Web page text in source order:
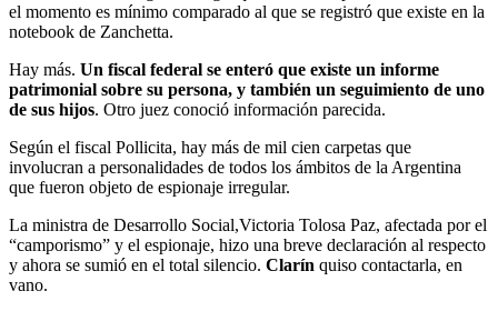
el momento es mínimo comparado al que se registró que existe en la
notebook de Zanchetta.
Hay más. Un fiscal federal se enteró que existe un informe
patrimonial sobre su persona, y también un seguimiento de uno
de sus hijos. Otro juez conoció información parecida.
Según el fiscal Pollicita, hay más de mil cien carpetas que
involucran a personalidades de todos los ámbitos de la Argentina
que fueron objeto de espionaje irregular.
La ministra de Desarrollo Social,Victoria Tolosa Paz, afectada por el
“camporismo” y el espionaje, hizo una breve declaración al respecto
y ahora se sumió en el total silencio. Clarín quiso contactarla, en
vano.